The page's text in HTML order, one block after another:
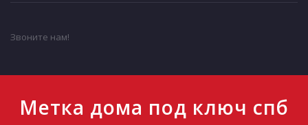
Звоните нам!
Метка дома под ключ спб